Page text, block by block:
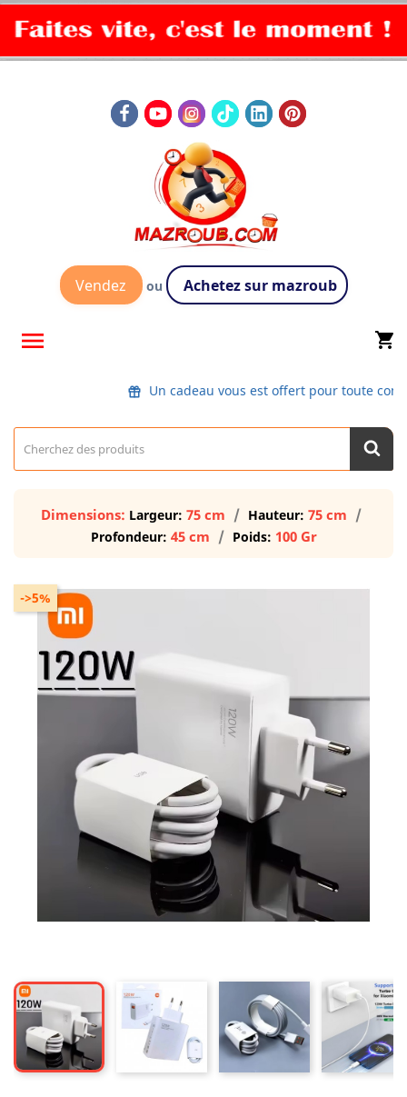
Vendez ou Achetez sur mazroub
 shopping_cart
Un cadeau vous est offert pour toute
Dimensions: Largeur: 75 cm Hauteur: 75 cm
Profondeur: 45 cm Poids: 100 Gr
->5%